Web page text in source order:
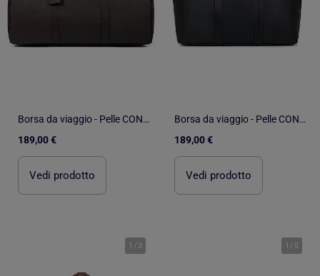
Borsa da viaggio - Pelle CONFORT
189,00 €
Vedi prodotto
Borsa da viaggio - Pelle CONFORT
189,00 €
Vedi prodotto
1 / 3 1 / 5